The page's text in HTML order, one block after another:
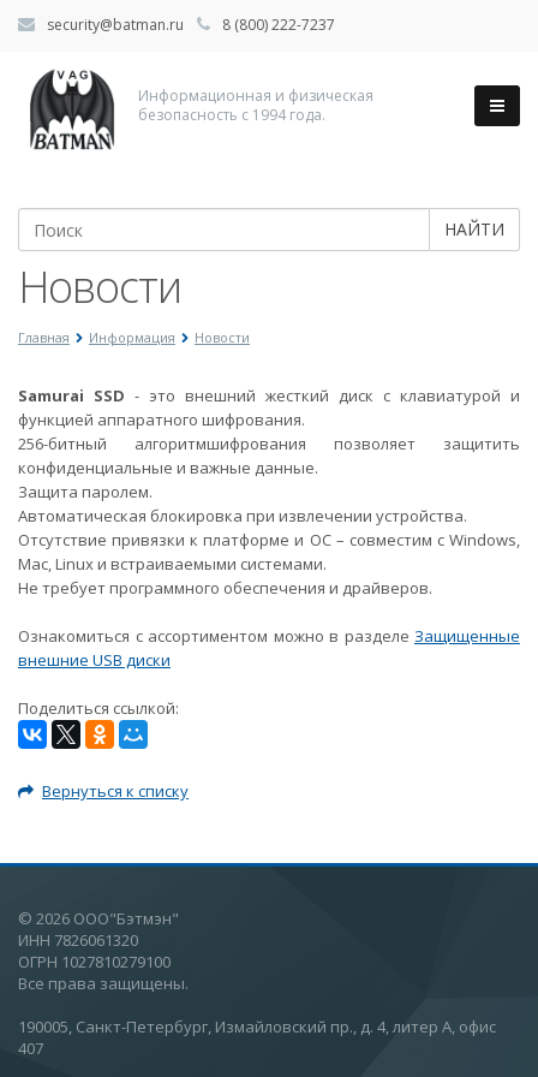
security@batman.ru 8 (800) 222-7237
Информационная и физическая
безопасность с 1994 года.
НАЙТИ
Новости
Главная Информация Новости
Samurai SSD - это внешний жесткий диск с клавиатурой и
функцией аппаратного шифрования.
256-битный алгоритмшифрования позволяет защитить
конфиденциальные и важные данные.
Защита паролем.
Автоматическая блокировка при извлечении устройства.
Отсутствие привязки к платформе и ОС – совместим с Windows,
Mac, Linux и встраиваемыми системами.
Не требует программного обеспечения и драйверов.
Ознакомиться с ассортиментом можно в разделе Защищенные
внешние USB диски
Поделиться ссылкой:
Вернуться к списку
© 2026 ООО"Бэтмэн"
ИНН 7826061320
ОГРН 1027810279100
Все права защищены.
190005, Санкт-Петербург, Измайловский пр., д. 4, литер А, офис
407